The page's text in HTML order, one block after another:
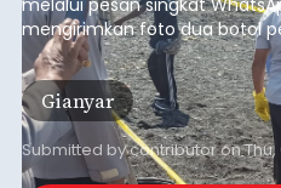
melalui pesan singkat
mengirimkan foto dua botol
istrinya.
Gianyar
Submitted bycontributoron